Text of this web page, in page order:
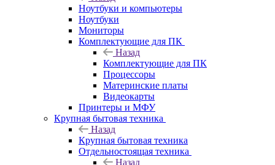
Ноутбуки и компьютеры
Ноутбуки
Мониторы
Комплектующие для ПК
Назад
Комплектующие для ПК
Процессоры
Материнские платы
Видеокарты
Принтеры и МФУ
Крупная бытовая техника
Назад
Крупная бытовая техника
Отдельностоящая техника
Назад